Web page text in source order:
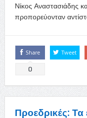
Νίκος Αναστασιάδης
προπορεύονταν
Share
0
Tweet
Προεδρικές: